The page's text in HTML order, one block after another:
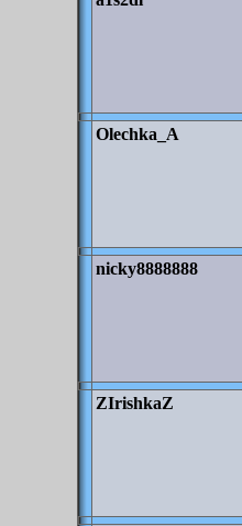
Olechka_A
nicky8888888
ZIrishkaZ